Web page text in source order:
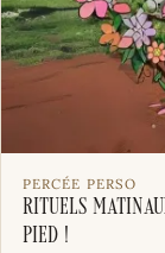
PERCÉE PERSO
Rituels
Pied !